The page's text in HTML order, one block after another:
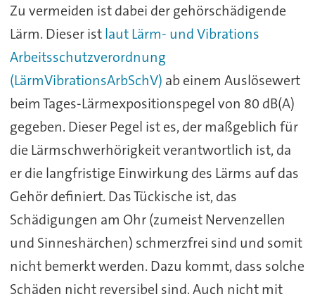
Zu vermeiden ist dabei der gehörschädigende
Lärm. Dieser istlaut Lärm- und Vibrations
Arbeitsschutzverordnung
(LärmVibrationsArbSchV) ab einem Auslösewert
beim Tages-Lärmexpositionspegel von 80 dB(A)
gegeben. Dieser Pegel ist es, der maßgeblich für
die Lärmschwerhörigkeit verantwortlich ist, da
er die langfristige Einwirkung des Lärms auf das
Gehör definiert. Das Tückische ist, das
Schädigungen am Ohr (zumeist Nervenzellen
und Sinneshärchen) schmerzfrei sind und somit
nicht bemerkt werden. Dazu kommt, dass solche
Schäden nicht reversibel sind. Auch nicht mit